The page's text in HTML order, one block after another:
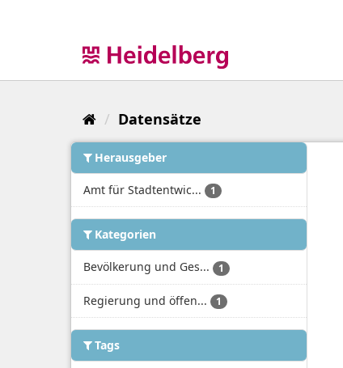
Datensätze
Herausgeber
Amt für Stadtentwic... 1
Kategorien
Bevölkerung und Ges... 1
Regierung und öffen... 1
Tags